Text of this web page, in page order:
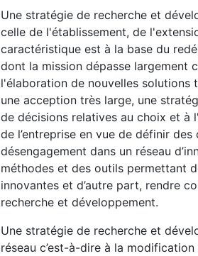
Une stratégie de recherche et
celle de l'établissement, de
caractéristique est à la base du
dont la mission dépasse largement
l'élaboration de nouvelles solutions
une acception très large, une
de décisions relatives au choix et à
de l’entreprise en vue de définir
désengagement dans un réseau
méthodes et des outils permettant
innovantes et d’autre part, rendre
recherche et développement.
Une stratégie de recherche et
réseau c’est-à-dire à la